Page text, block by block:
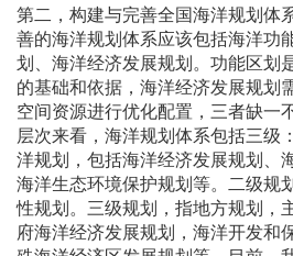
第二，构建与完善全国海洋规划体
善的海洋规划体系应该包括海洋功
划、海洋经济发展规划。功能区划
的基础和依据，海洋经济发展规划
空间资源进行优化配置，三者缺一
层次来看，海洋规划体系包括三级
洋规划，包括海洋经济发展规划、
海洋生态环境保护规划等。二级规
性规划。三级规划，指地方规划，
府海洋经济发展规划，海洋开发和